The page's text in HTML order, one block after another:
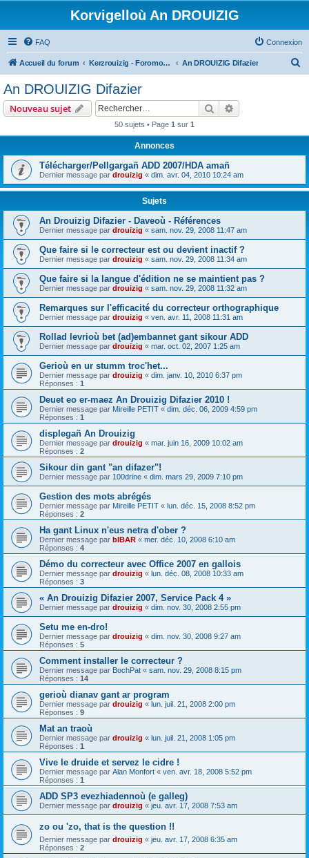
Korvigelloù An DROUIZIG
FAQ Connexion
Accueil du forum Kerzrouizig - Foromoù An Drouizig An DROUIZIG Difazier
e
r
An DROUIZIG Difazier
Nouveau sujet Rechercher
50 sujets • Page 1 sur 1
Annonces
Télécharger/Pellgargañ ADD 2007/HDA amañ
Dernier message par drouizig « dim. avr. 04, 2010 10:24 am
Sujets
An Drouizig Difazier - Daveoù - Références
Dernier message par drouizig « sam. nov. 29, 2008 11:47 am
Que faire si le correcteur est ou devient inactif ?
Dernier message par drouizig « sam. nov. 29, 2008 11:34 am
Que faire si la langue d'édition ne se maintient pas ?
Dernier message par drouizig « sam. nov. 29, 2008 11:32 am
Remarques sur l'efficacité du correcteur orthographique
Dernier message par drouizig « ven. avr. 11, 2008 11:31 am
Rollad levrioù bet (ad)embannet gant sikour ADD
Dernier message par drouizig « mar. oct. 02, 2007 1:25 am
Gerioù en ur stumm troc'het...
Dernier message par drouizig « dim. janv. 10, 2010 6:37 pm
Réponses : 1
Deuet eo er-maez An Drouizig Difazier 2010 !
Dernier message par Mireille PETIT « dim. déc. 06, 2009 4:59 pm
Réponses : 1
displegañ An Drouizig
Dernier message par drouizig « mar. juin 16, 2009 10:02 am
Réponses : 2
Sikour din gant "an difazer"!
Dernier message par 100drine « dim. mars 29, 2009 7:10 pm
Gestion des mots abrégés
Dernier message par Mireille PETIT « lun. déc. 15, 2008 8:52 pm
Réponses : 2
Ha gant Linux n'eus netra d'ober ?
Dernier message par bIBAR « mer. déc. 10, 2008 6:10 am
Réponses : 4
Démo du correcteur avec Office 2007 en gallois
Dernier message par drouizig « lun. déc. 08, 2008 10:33 am
Réponses : 3
« An Drouizig Difazier 2007, Service Pack 4 »
Dernier message par drouizig « dim. nov. 30, 2008 2:55 pm
Setu me en-dro!
Dernier message par drouizig « dim. nov. 30, 2008 9:27 am
Réponses : 5
Comment installer le correcteur ?
Dernier message par BochPat « sam. nov. 29, 2008 8:15 pm
Réponses : 14
gerioù dianav gant ar program
Dernier message par drouizig « lun. juil. 21, 2008 2:00 pm
Réponses : 9
Mat an traoù
Dernier message par drouizig « lun. juil. 21, 2008 1:05 pm
Réponses : 1
Vive le druide et servez le cidre !
Dernier message par Alan Monfort « ven. avr. 18, 2008 5:52 pm
Réponses : 1
ADD SP3 evezhiadennoù (e galleg)
Dernier message par drouizig « jeu. avr. 17, 2008 7:53 am
zo ou 'zo, that is the question !!
Dernier message par drouizig « jeu. avr. 17, 2008 6:35 am
Réponses : 2